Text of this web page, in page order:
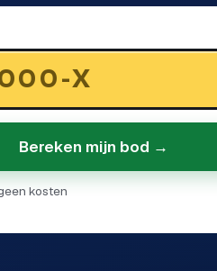
Bereken mijn bod →
kosten